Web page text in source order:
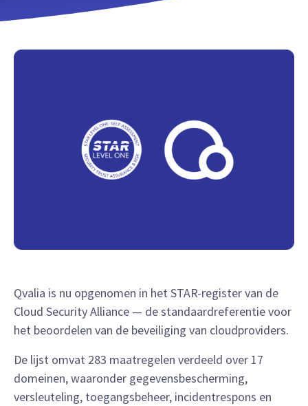
Qvalia is nu opgenomen in het STAR-register van de
Cloud Security Alliance — de standaardreferentie voor
het beoordelen van de beveiliging van cloudproviders.
De lijst omvat 283 maatregelen verdeeld over 17
domeinen, waaronder gegevensbescherming,
versleuteling, toegangsbeheer, incidentrespons en